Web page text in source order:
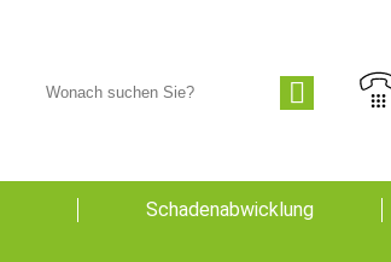
Schadenabwicklung